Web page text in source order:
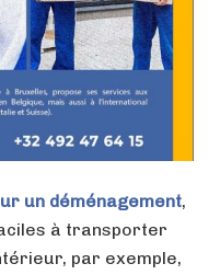
un déménagement,
à transporter
par exemple,